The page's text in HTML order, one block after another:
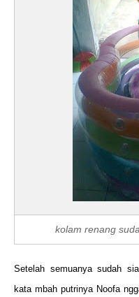
kolam renang
Setelah semuanya sudah
kata mbah putrinya Noofa